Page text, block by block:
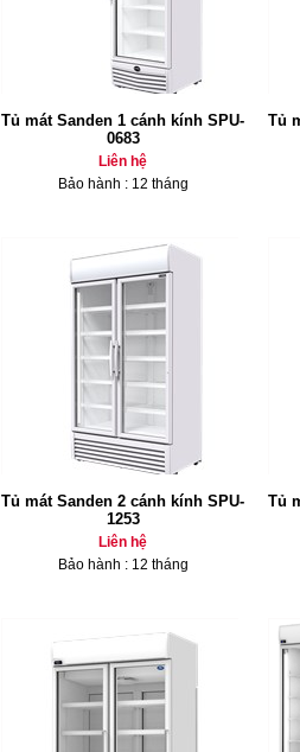
Tủ mát Sanden 1 cánh kính SPU-
0683
Liên hệ
Bảo hành : 12 tháng
Tủ
Tủ mát Sanden 2 cánh kính SPU-
1253
Liên hệ
Bảo hành : 12 tháng
Tủ